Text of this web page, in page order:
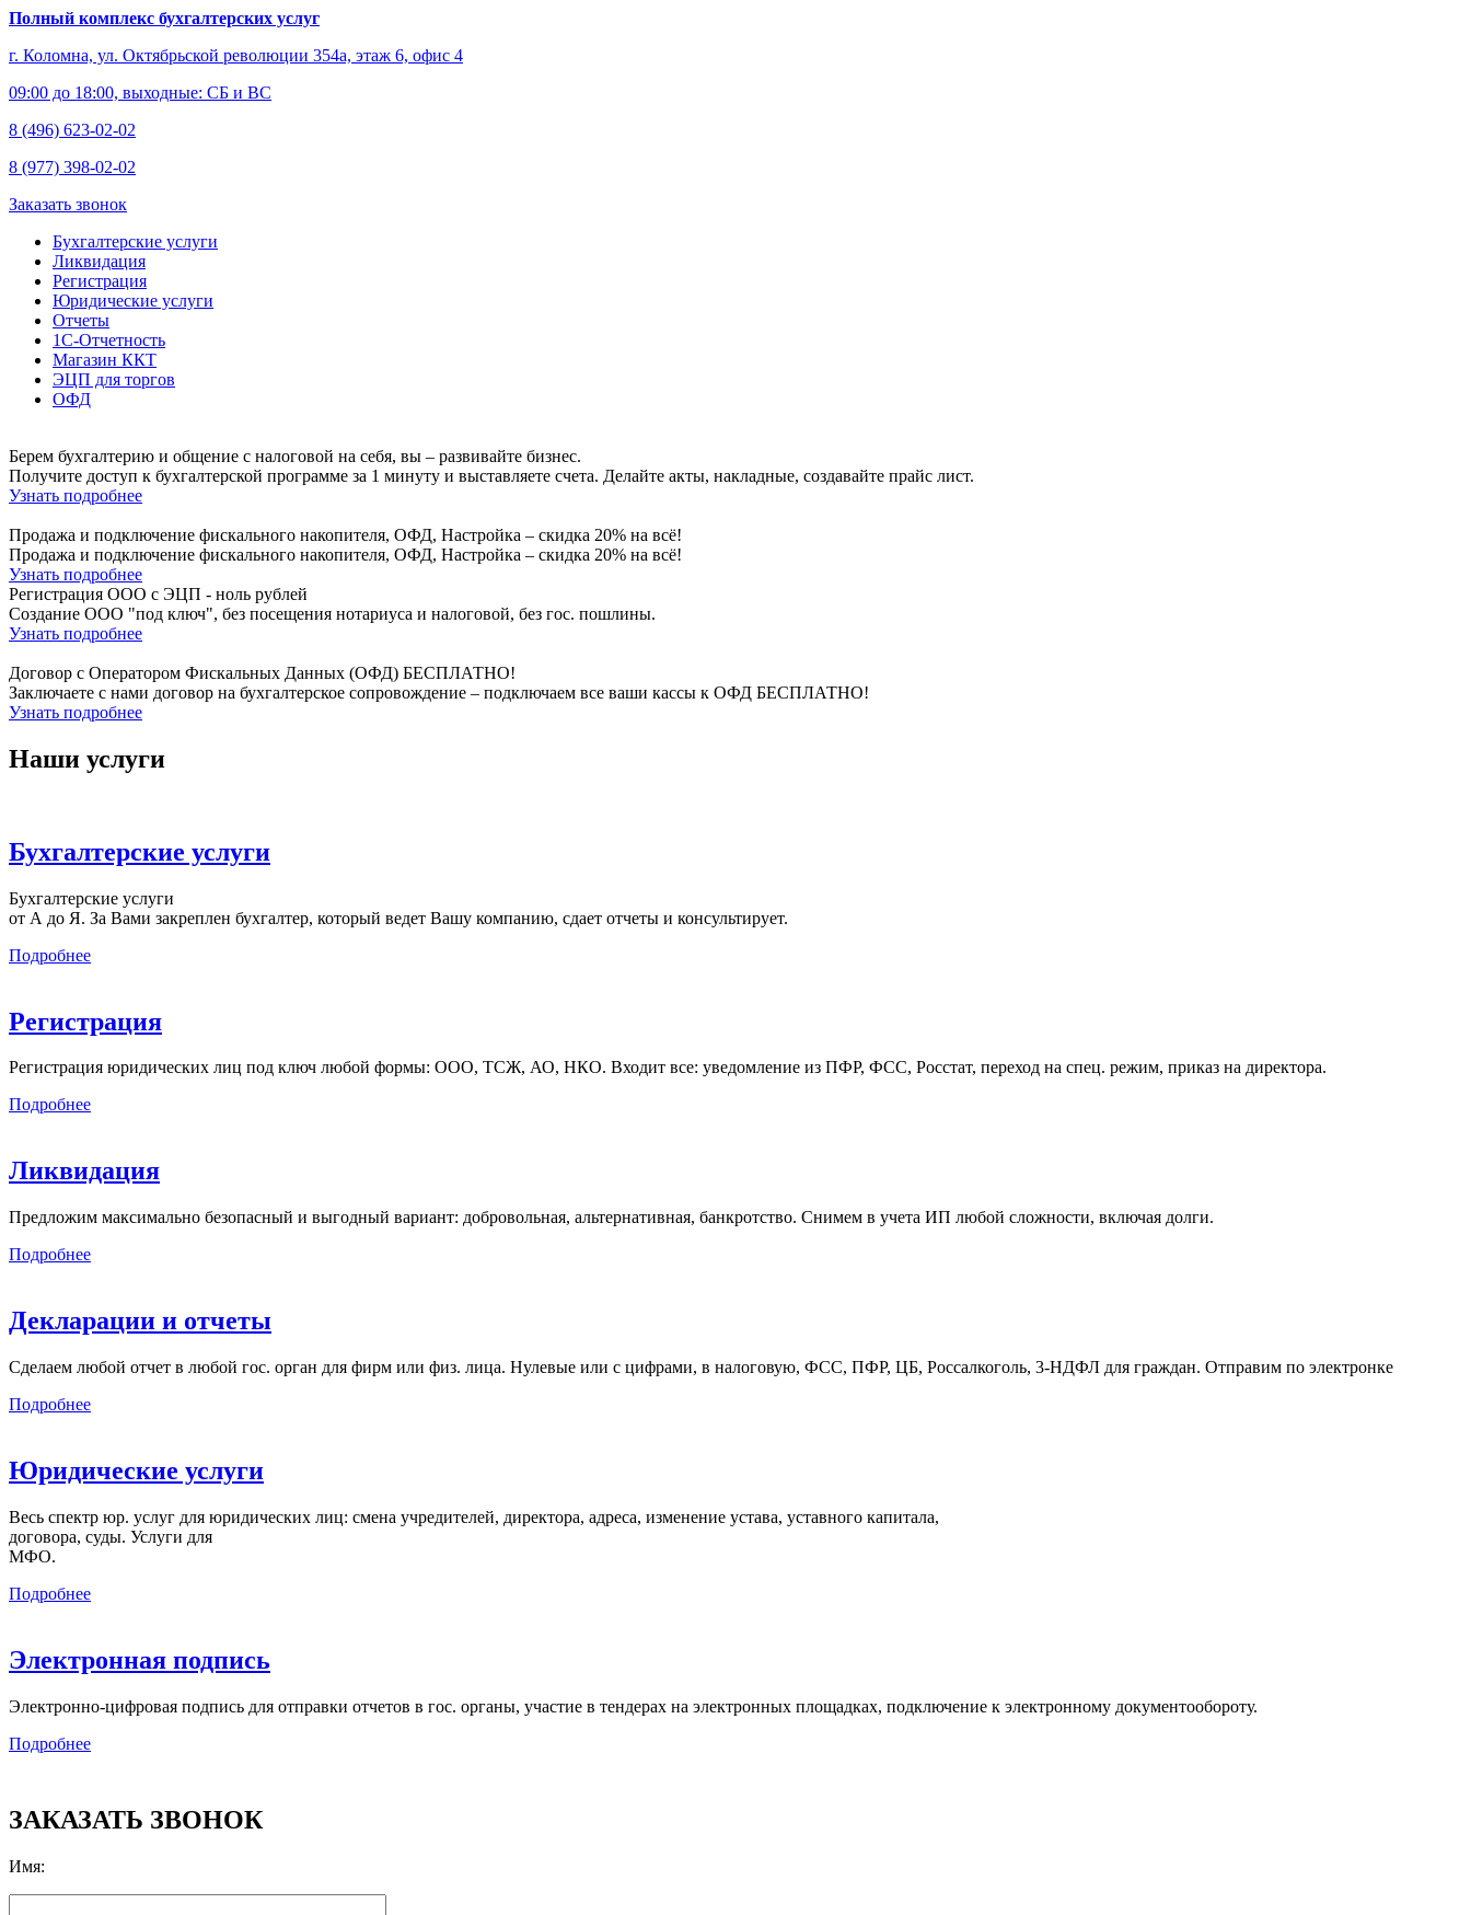
Полный комплекс бухгалтерских услуг
г. Коломна, ул. Октябрьской революции 354а, этаж 6, офис 4
09:00 до 18:00, выходные: СБ и ВС
8 (496) 623-02-02
8 (977) 398-02-02
Заказать звонок
Бухгалтерские услуги
Ликвидация
Регистрация
Юридические услуги
Отчеты
1С-Отчетность
Магазин ККТ
ЭЦП для торгов
ОФД
Берем бухгалтерию и общение с налоговой на себя, вы – развивайте бизнес.
Получите доступ к бухгалтерской программе за 1 минуту и выставляете счета. Делайте акты, накладные, создавайте прайс лист.
Узнать подробнее
Продажа и подключение фискального накопителя, ОФД, Настройка – скидка 20% на всё!
Продажа и подключение фискального накопителя, ОФД, Настройка – скидка 20% на всё!
Узнать подробнее
Регистрация ООО с ЭЦП - ноль рублей
Создание ООО "под ключ", без посещения нотариуса и налоговой, без гос. пошлины.
Узнать подробнее
Договор с Оператором Фискальных Данных (ОФД) БЕСПЛАТНО!
Заключаете с нами договор на бухгалтерское сопровождение – подключаем все ваши кассы к ОФД БЕСПЛАТНО!
Узнать подробнее
Наши услуги
Бухгалтерские услуги
Бухгалтерские услуги
от А до Я. За Вами закреплен бухгалтер, который ведет Вашу компанию, сдает отчеты и консультирует.
Подробнее
Регистрация
Регистрация юридических лиц под ключ любой формы: ООО, ТСЖ, АО, НКО. Входит все: уведомление из ПФР, ФСС, Росстат, переход на спец. режим, приказ на директора.
Подробнее
Ликвидация
Предложим максимально безопасный и выгодный вариант: добровольная, альтернативная, банкротство. Снимем в учета ИП любой сложности, включая долги.
Подробнее
Декларации и отчеты
Сделаем любой отчет в любой гос. орган для фирм или физ. лица. Нулевые или с цифрами, в налоговую, ФСС, ПФР, ЦБ, Россалкоголь, 3-НДФЛ для граждан. Отправим по электронке
Подробнее
Юридические услуги
Весь спектр юр. услуг для юридических лиц: смена учредителей, директора, адреса, изменение устава, уставного капитала,
договора, суды. Услуги для
МФО.
Подробнее
Электронная подпись
Электронно-цифровая подпись для отправки отчетов в гос. органы, участие в тендерах на электронных площадках, подключение к электронному документообороту.
Подробнее
ЗАКАЗАТЬ ЗВОНОК
Имя: